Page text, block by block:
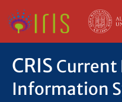
CRIS Current
Information